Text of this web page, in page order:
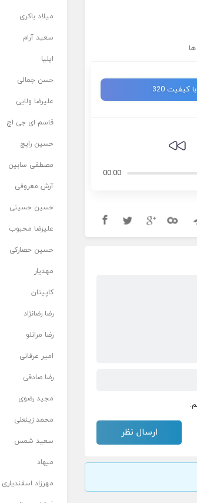
کیفیت 320
00:00
میلاد باکری
سعید آرام
ایلیا
حسن جمالی
علیرضا ولایی
قاسم ای جی اچ
حسین رایج
مصطفی سابین
آرش معروفی
حسین حسینی
علیرضا محبوب
حسین حصارکی
مهدیار
کاپیتان
رضا رضانژاد
رضا مرانلو
امیر عرفانی
رضا صادقی
مجید رضوی
محمد زینعلی
سعید شمس
میهاد
مهرزاد اسفندیاری